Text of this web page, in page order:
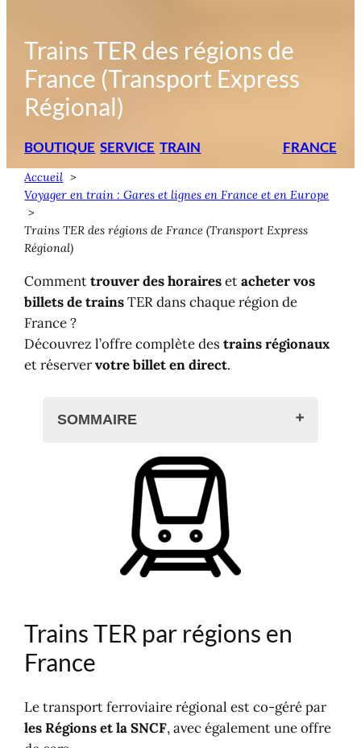
Trains TER des régions de
France (Transport Express
Régional)
BOUTIQUE SERVICE TRAIN FRANCE
Accueil
Voyager en train : Gares et lignes en France et en Europe
Trains TER des régions de France (Transport Express
Régional)
Commenttrouver des horairesetacheter vos
billets de trainsTER dans chaque région de
France ?
Découvrez l’offre complète destrains régionaux
et réservervotre billet en direct.
SOMMAIRE
Trains TER par régions en France
Billets en ligne : cars et trains
TER
Trains TER dans les régions de
France
Les gares de train en France
Atlas du réseau ferré de France
Train en direct ?
Trains TER par régions en
France
Le transport ferroviaire régional est co-géré par
les Régions et la SNCF, avec également une offre